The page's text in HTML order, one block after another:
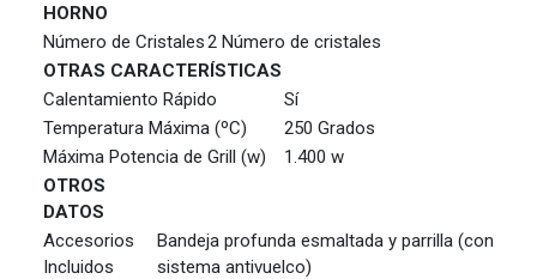
HORNO
Número de Cristales2 Número de cristales
OTRAS CARACTERÍSTICAS
Calentamiento Rápido
Sí
Temperatura Máxima (ºC)
250 Grados
Máxima Potencia de Grill (w)
1.400 w
OTROS
DATOS
Accesorios
Incluidos
Bandeja profunda esmaltada y parrilla (con
sistema antivuelco)